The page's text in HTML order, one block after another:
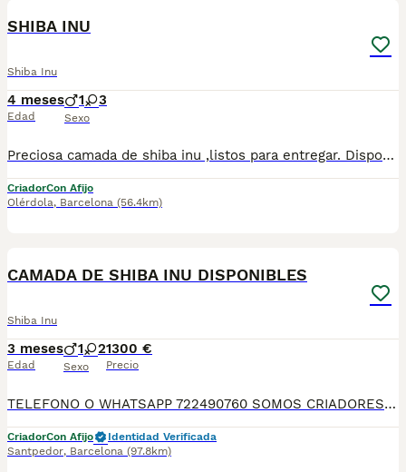
SHIBA INU
Shiba Inu
4 meses
Edad
1 3
Sexo
Preciosa camada de shiba inu ,listos para entregar. Disponible 1 macho blanco 3 hembras . Todos nuestros cachorros se entregan con las vacunas correspondientes, microchip y las respectivas garantias. Visitanos sin ningun tipo de compromiso, gran exposicion de cachorros , padres a la vista.
CriadorCon Afijo
Olérdola, Barcelona (56.4km)
CAMADA DE SHIBA INU DISPONIBLES
Shiba Inu
3 meses
Edad
1 2
Sexo
1300 €
Precio
TELEFONO O WHATSAPP 722490760 SOMOS CRIADORES DIRECTOS SIN INTERMEDIARIOS! MAS DE 20 AÑOS EN EL SECTOR NOS AVALAN, VALORANDO NO SOLO LA CRIA RESPONSABLE SI NO TAMBIEN LA SELECCIÓN PARA MEJORAR LA RAZA DURANTE TODOS ESTOS AÑOS. NUESTROS CACHORROS SE ENTREGAN PREVIAMENTE REVISADOS POR UN VETERINARIO PROFESIONAL Y BAJO LOS MAS ESTRICTOS CONTROLES DE SALUD, HACEMOS HINCAPIÉ EN SU SOCIABILIZACIÓN PARA SU CORRECTO DESARROLLO NEUROLOGICO! Y OS ASESORAMOS ANTES DURANTE Y DESPUES DE LA ENTREGA PARA QUE TODO SEA LO MAS AFABLE Y FACIL POSIBLE DURANTE LA ADAPTACION! NUESTROS BEBE SE ENTREGAN A PARTIR DE LOS DOS MESES CON SUS VACUNAS AL DIA, DESPARASITADOS Y CON GARANTIAS DE SALUD, MICROCHIP Y CARTILLA DE VACUNACION! SI BUSCAS UN COMPAÑERO SANO Y EQUILIBRADO ESTE ES EL LUGAR, TE ASESORAREMOS DURANTE TODO EL PROCESO NO DUDES EN CONSULTAR POR NUESTROS PEQUES AL 722 490 760
CriadorCon Afijo
Identidad Verificada
Santpedor, Barcelona (97.8km)